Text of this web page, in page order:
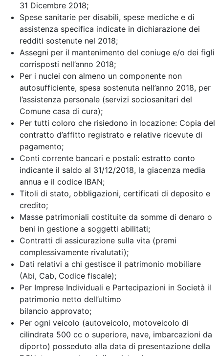
31 Dicembre 2018;
Spese sanitarie per disabili, spese mediche e di
assistenza specifica indicate in dichiarazione dei
redditi sostenute nel 2018;
Assegni per il mantenimento del coniuge e/o dei figli
corrisposti nell’anno 2018;
Per i nuclei con almeno un componente non
autosufficiente, spesa sostenuta nell’anno 2018, per
l’assistenza personale (servizi sociosanitari del
Comune casa di cura);
Per tutti coloro che risiedono in locazione: Copia del
contratto d’affitto registrato e relative ricevute di
pagamento;
Conti corrente bancari e postali: estratto conto
indicante il saldo al 31/12/2018, la giacenza media
annua e il codice IBAN;
Titoli di stato, obbligazioni, certificati di deposito e
credito;
Masse patrimoniali costituite da somme di denaro o
beni in gestione a soggetti abilitati;
Contratti di assicurazione sulla vita (premi
complessivamente rivalutati);
Dati relativi a chi gestisce il patrimonio mobiliare
(Abi, Cab, Codice fiscale);
Per Imprese Individuali e Partecipazioni in Società il
patrimonio netto dell’ultimo
bilancio approvato;
Per ogni veicolo (autoveicolo, motoveicolo di
cilindrata 500 cc o superiore, nave, imbarcazioni da
diporto) posseduto alla data di presentazione della